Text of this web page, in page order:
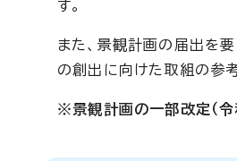
す。
また、景観計画の届出を
の創出に向けた取組の参
※景観計画の一部改定（